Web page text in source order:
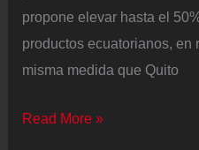
propone elevar hasta el
productos ecuatorianos, en
misma medida que Quito
Colombia
Read More »